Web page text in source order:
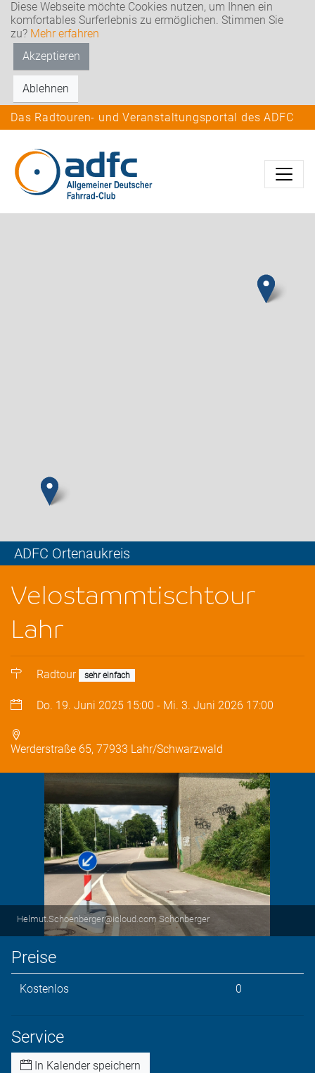
Diese Webseite möchte Cookies nutzen, um Ihnen ein
komfortables Surferlebnis zu ermöglichen. Stimmen Sie
zu? Mehr erfahren
Akzeptieren
Ablehnen
Das Radtouren- und Veranstaltungsportal des ADFC
ADFC Ortenaukreis
Velostammtischtour
Lahr
Radtour sehr einfach
Do. 19. Juni 2025 15:00 - Mi. 3. Juni 2026 17:00
Werderstraße 65, 77933 Lahr/Schwarzwald
Helmut.Schoenberger@icloud.com Schönberger
Preise
Kostenlos 0
Service
In Kalender speichern